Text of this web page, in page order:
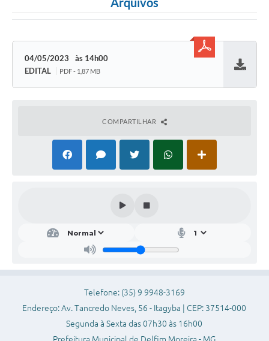
ALDIR BLANC 2025
Meio Ambiente
Conheça Delfim Moreira
Arquivos para Download
04/05/2023
14h00
EDITAL
PDF - 1,87 MB
COMPARTILHAR
Telefone: (35) 9 9948-3169
Endereço: Av. Tancredo Neves, 56 - Itagyba | CEP: 37514-000
Segunda à Sexta das 07h30 às 16h00